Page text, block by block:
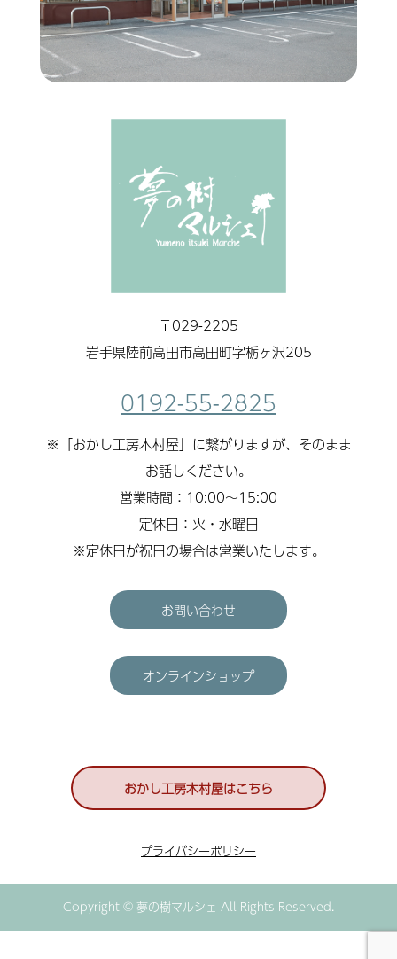
〒029-2205
岩手県陸前高田市高田町字栃ヶ沢205
0192-55-2825
※「おかし工房木村屋」に繋がりますが、そのまま
お話しください。
営業時間：10:00～15:00
定休日：火・水曜日
※定休日が祝日の場合は営業いたします。
お問い合わせ
オンラインショップ
おかし工房木村屋はこちら
プライバシーポリシー
Copyright © 夢の樹マルシェ All Rights Reserved.